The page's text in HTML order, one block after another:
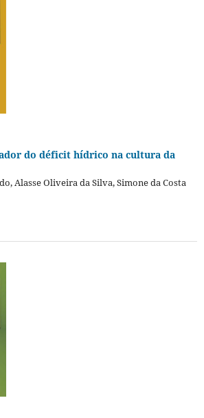
do déficit hídrico na cultura da
Alasse Oliveira da Silva, Simone da Costa